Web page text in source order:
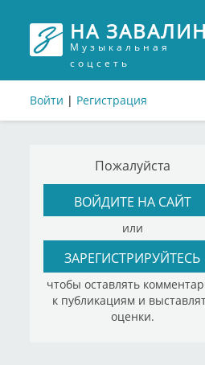
НА
Музыкальная
соцсеть
Войти | Регистрация
Пожалуйста
ВОЙДИТЕ НА САЙТ
или
ЗАРЕГИСТРИРУЙТЕСЬ
чтобы оставлять
к публикациям и
оценки.